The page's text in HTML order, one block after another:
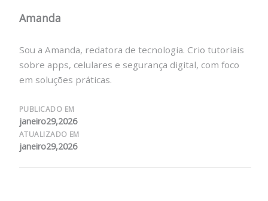
Amanda
Sou a Amanda, redatora de tecnologia. Crio tutoriais
sobre apps, celulares e segurança digital, com foco
em soluções práticas.
PUBLICADO EM
janeiro29,2026
ATUALIZADO EM
janeiro29,2026